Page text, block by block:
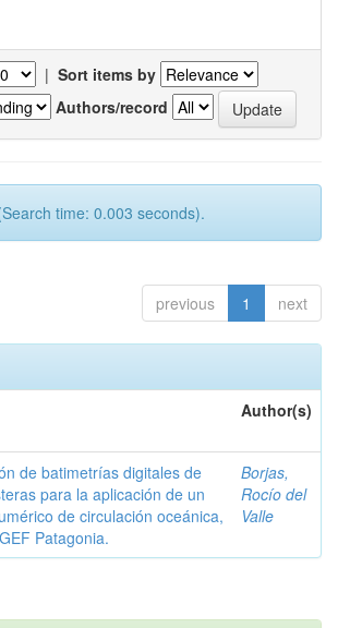
| Sort items by
Authors/record
time: 0.003 seconds).
previous 1 next
Author(s)
de batimetrías digitales de
para la aplicación de un
de circulación oceánica,
Patagonia.
Borjas,
Rocío del
Valle